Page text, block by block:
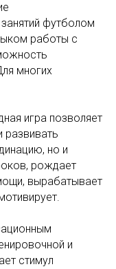
футболом
работы с
многих
игра позволяет
развивать
но и
рождает
вырабатывает
и
стимул